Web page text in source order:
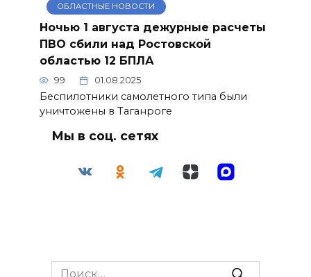
ОБЛАСТНЫЕ НОВОСТИ
Ночью 1 августа дежурные расчеты
ПВО сбили над Ростовской
областью 12 БПЛА
99 01.08.2025
Беспилотники самолетного типа были
уничтожены в Таганроге
Мы в соц. сетях
Search